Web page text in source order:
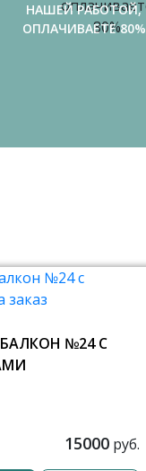
НАШЕЙ РАБОТОЙ,
ОПЛАЧИВАЕТЕ 80%
№24 С
15000 руб.